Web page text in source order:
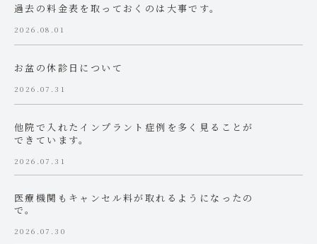
過去の料金表を取っておくのは大事です。
2026.08.01
お盆の休診日について
2026.07.31
他院で入れたインプラント症例を多く見ることが
できています。
2026.07.31
医療機関もキャンセル料が取れるようになったの
で。
2026.07.30